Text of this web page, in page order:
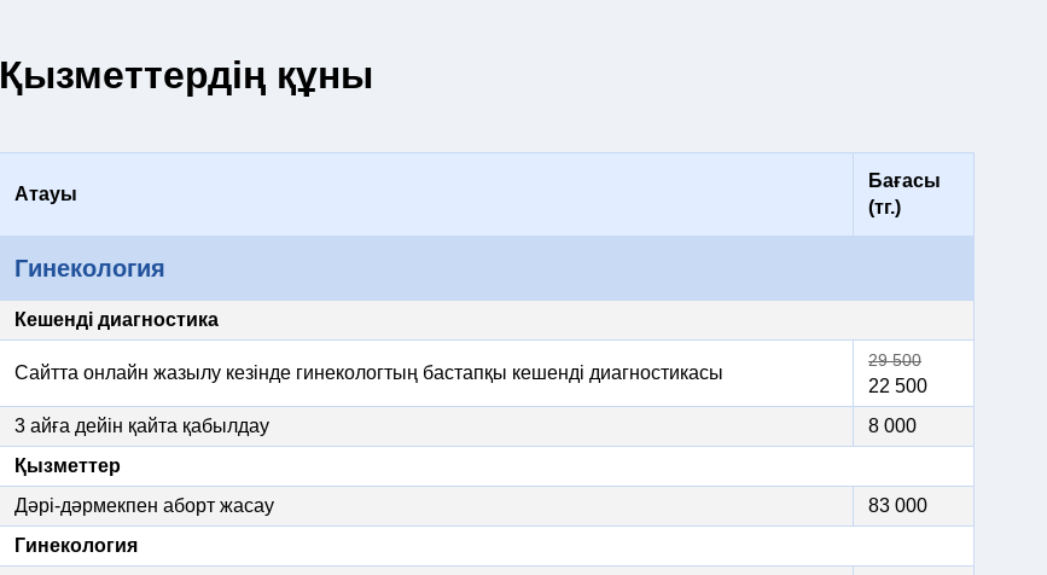
Қызметтердің құны
Атауы
Бағасы
(тг.)
Гинекология
Кешенді диагностика
Сайтта онлайн жазылу кезінде гинекологтың бастапқы кешенді диагностикасы
29 500
22 500
3 айға дейін қайта қабылдау
8 000
Қызметтер
Дәрі-дәрмекпен аборт жасау
83 000
Гинекология